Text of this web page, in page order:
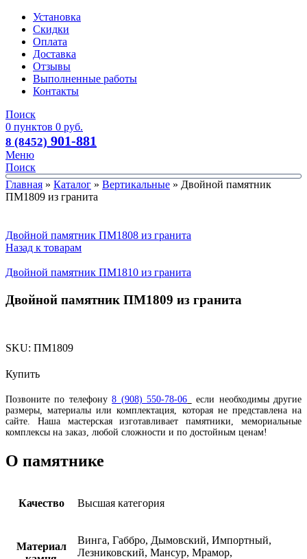
Установка
Скидки
Оплата
Доставка
Отзывы
Выполненные работы
Контакты
Поиск
0 пунктов 0 руб.
8 (8452) 901-881
Меню
Поиск
Главная » Каталог » Вертикальные » Двойной памятник
ПМ1809 из гранита
Двойной памятник ПМ1808 из гранита
Назад к товарам
Двойной памятник ПМ1810 из гранита
Двойной памятник ПМ1809 из гранита
SKU: ПМ1809
Купить
Позвоните по телефону8 (908) 550-78-06
если необходимы другие
размеры, материалы или комплектация, которая не представлена на
сайте. Наша мастерская изготавливает памятники, мемориальные
комплексы на заказ, любой сложности и по достойным ценам!
О памятнике
Качество Высшая категория
Материал
Винга, Габбро, Дымовский, Импортный,
Лезниковский, Мансур, Мрамор,